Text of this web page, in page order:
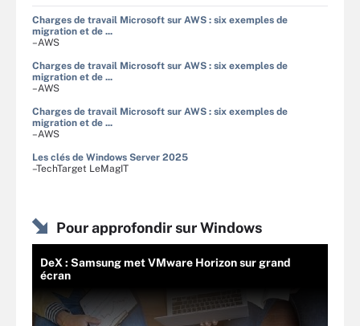
Charges de travail Microsoft sur AWS : six exemples de
migration et de ...
–AWS
Charges de travail Microsoft sur AWS : six exemples de
migration et de ...
–AWS
Charges de travail Microsoft sur AWS : six exemples de
migration et de ...
–AWS
Les clés de Windows Server 2025
–TechTarget LeMagIT
Pour approfondir sur Windows
DeX : Samsung met VMware Horizon sur grand
écran